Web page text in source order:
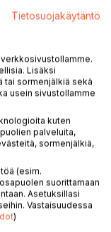
niin
Tietosuojakäytäntö
Lisäksi
tai sormenjälkiä sekä
usein sivustollamme
kuten
palveluita,
sormenjälkiä,
(esim.
suorittamaan
Asetuksillasi
Vastaisuudessa
)